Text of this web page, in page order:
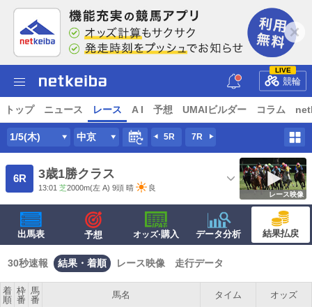
LIVE
競輪
トップ ニュース レース A I 予想 UMAIビルダー コラム
1/5(木) 中京 5R 7R
6R 3歳1勝クラス
13:01 芝2000m(左 A) 9頭 晴 良
レース映像
出馬表 予想 オッズ·購入 データ分析 結果払戻
30秒速報 結果・着順 レース映像 走行データ
着
順
枠
番
馬
番
馬名 タイム オッズ